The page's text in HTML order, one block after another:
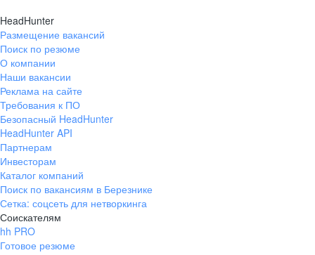
HeadHunter
Размещение вакансий
Поиск по резюме
О компании
Наши вакансии
Реклама на сайте
Требования к ПО
Безопасный HeadHunter
HeadHunter API
Партнерам
Инвесторам
Каталог компаний
Поиск по вакансиям в Березнике
Сетка: соцсеть для нетворкинга
Соискателям
hh PRO
Готовое резюме